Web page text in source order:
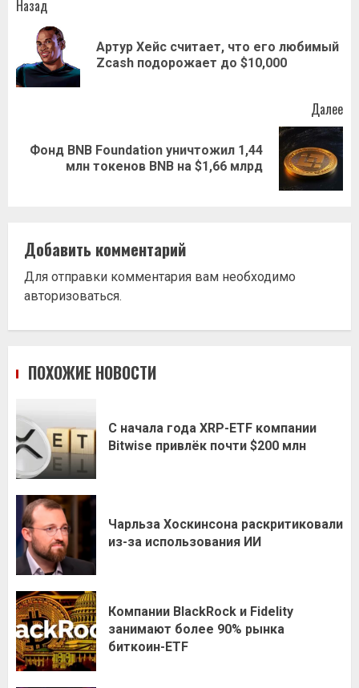
Навигация
записи
Назад
Артур Хейс считает, что его любимый
Zcash подорожает до $10,000
Далее
Следующая
Фонд BNB Foundation уничтожил 1,44
млн токенов BNB на $1,66 млрд
Добавить комментарий
Для отправки комментария вам необходимо
авторизоваться.
ПОХОЖИЕ НОВОСТИ
С начала года XRP-ETF компании
Bitwise привлёк почти $200 млн
Чарльза Хоскинсона раскритиковали
из-за использования ИИ
Компании BlackRock и Fidelity
занимают более 90% рынка
биткоин-ETF